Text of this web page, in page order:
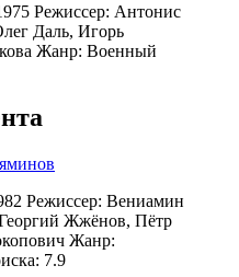
Режиссер: Антонис
Даль, Игорь
Жанр: Военный
Режиссер: Вениамин
Жжёнов, Пётр
Жанр:
7.9